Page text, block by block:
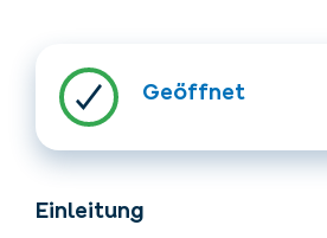
Unterkünfte finden
info@serfaus-fiss-ladis.at
Geöffnet
Einleitung